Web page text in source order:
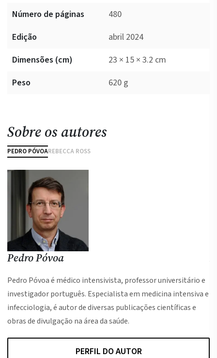
Número de páginas
480
Edição
abril 2024
Dimensões (cm)
23 × 15 × 3.2 cm
Peso
620 g
Sobre os autores
PEDRO PÓVOAREBECCA ROSS
Pedro Póvoa
Pedro Póvoa é médico intensivista, professor universitário e
investigador português. Especialista em medicina intensiva e
infecciologia, é autor de diversas publicações científicas e
obras de divulgação na área da saúde.
PERFIL DO AUTOR